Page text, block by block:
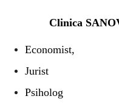
Clinica
Economist,
Jurist
Psiholog